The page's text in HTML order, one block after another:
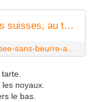
Pâte brisée sans beurre, aux petits suisses, au thermomix ou non -
noyaux.
le bas.